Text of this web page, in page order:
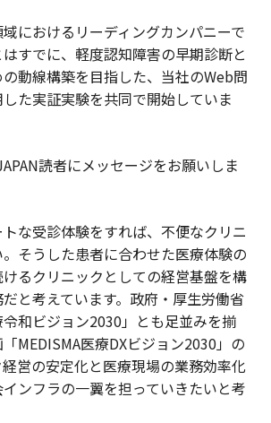
におけるリーディングカンパニーで
すでに、軽度認知障害の早期診断と
動線構築を目指した、当社のWeb問
た実証実験を共同で開始していま
読者にメッセージをお願いしま
な受診体験をすれば、不便なクリニ
そうした患者に合わせた医療体験の
るクリニックとしての経営基盤を構
と考えています。政府・厚生労働省
和ビジョン2030」とも足並みを揃
MEDISMA医療DXビジョン2030」の
営の安定化と医療現場の業務効率化
ンフラの一翼を担っていきたいと考